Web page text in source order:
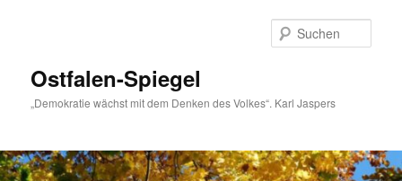
Ostfalen-Spiegel
„Demokratie wächst mit dem Denken des Volkes“. Karl Jaspers